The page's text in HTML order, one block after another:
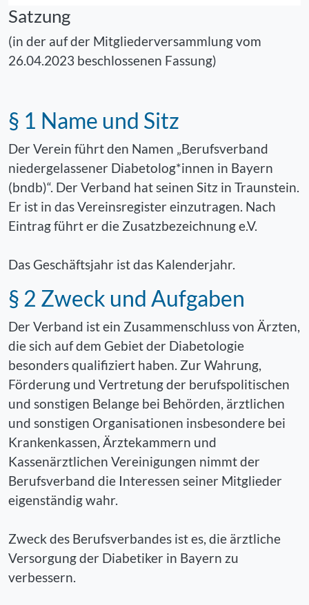
Satzung
(in der auf der Mitgliederversammlung vom
26.04.2023 beschlossenen Fassung)
§ 1 Name und Sitz
Der Verein führt den Namen „Berufsverband
niedergelassener Diabetolog*innen in Bayern
(bndb)“. Der Verband hat seinen Sitz in Traunstein.
Er ist in das Vereinsregister einzutragen. Nach
Eintrag führt er die Zusatzbezeichnung e.V.
Das Geschäftsjahr ist das Kalenderjahr.
§ 2 Zweck und Aufgaben
Der Verband ist ein Zusammenschluss von Ärzten,
die sich auf dem Gebiet der Diabetologie
besonders qualifiziert haben. Zur Wahrung,
Förderung und Vertretung der berufspolitischen
und sonstigen Belange bei Behörden, ärztlichen
und sonstigen Organisationen insbesondere bei
Krankenkassen, Ärztekammern und
Kassenärztlichen Vereinigungen nimmt der
Berufsverband die Interessen seiner Mitglieder
eigenständig wahr.
Zweck des Berufsverbandes ist es, die ärztliche
Versorgung der Diabetiker in Bayern zu
verbessern.